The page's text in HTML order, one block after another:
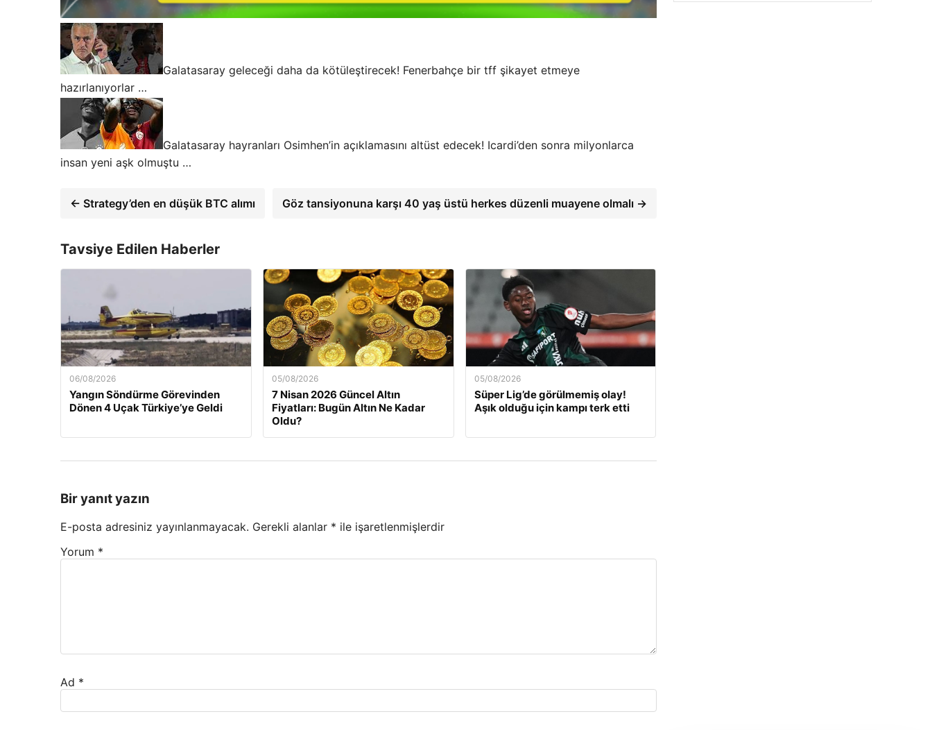
Galatasaray geleceği daha da kötüleştirecek! Fenerbahçe bir tff şikayet etmeye
hazırlanıyorlar …
Galatasaray hayranları Osimhen’in açıklamasını altüst edecek! Icardi’den sonra milyonlarca
insan yeni aşk olmuştu …
← Strategy’den en düşük BTC alımı Göz tansiyonuna karşı 40 yaş üstü herkes düzenli muayene olmalı →
Tavsiye Edilen Haberler
06/08/2026
Yangın Söndürme Görevinden
Dönen 4 Uçak Türkiye’ye Geldi
05/08/2026
7 Nisan 2026 Güncel Altın
Fiyatları: Bugün Altın Ne Kadar
Oldu?
05/08/2026
Süper Lig’de görülmemiş olay!
Aşık olduğu için kampı terk etti
Bir yanıt yazın
E-posta adresiniz yayınlanmayacak. Gerekli alanlar * ile işaretlenmişlerdir
Yorum *
Ad *